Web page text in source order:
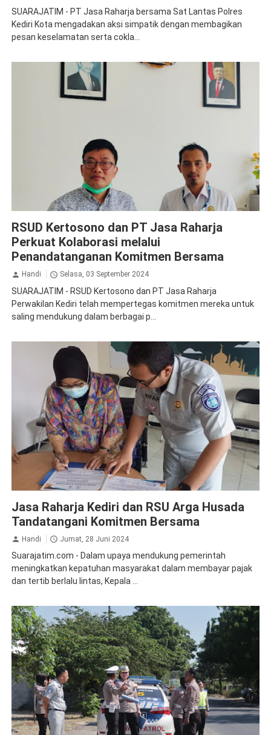
SUARAJATIM - PT Jasa Raharja bersama Sat Lantas Polres
Kediri Kota mengadakan aksi simpatik dengan membagikan
pesan keselamatan serta cokla...
RSUD Kertosono dan PT Jasa Raharja
Perkuat Kolaborasi melalui
Penandatanganan Komitmen Bersama
Handi Selasa, 03 September 2024
SUARAJATIM - RSUD Kertosono dan PT Jasa Raharja
Perwakilan Kediri telah mempertegas komitmen mereka untuk
saling mendukung dalam berbagai p...
Jasa Raharja Kediri dan RSU Arga Husada
Tandatangani Komitmen Bersama
Handi Jumat, 28 Juni 2024
Suarajatim.com - Dalam upaya mendukung pemerintah
meningkatkan kepatuhan masyarakat dalam membayar pajak
dan tertib berlalu lintas, Kepala ...